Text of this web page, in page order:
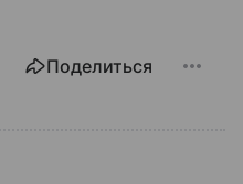
Поделиться